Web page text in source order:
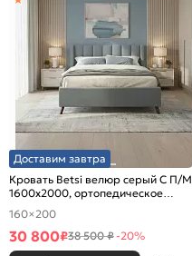
Доставим завтра
Кровать Betsi велюр серый С П/М
1600x2000, ортопедическое
основание, изголовье мягкое
160×200
30 800₽38 500 ₽-20%